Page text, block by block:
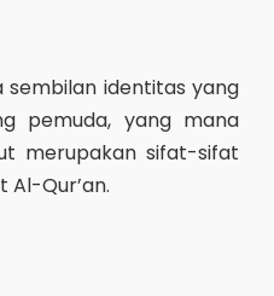
sembilan identitas yang
pemuda, yang mana
merupakan sifat-sifat
Qur’an.